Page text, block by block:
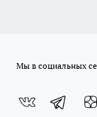
Мы в социальных